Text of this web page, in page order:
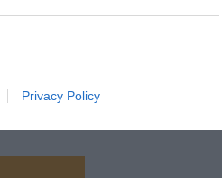
Privacy Policy